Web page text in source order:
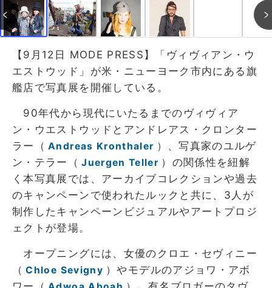
【9月12日 MODE PRESS】「ヴィヴィアン・ウ
エストウッド」が米・ニューヨーク市内にある旗
艦店で写真展を開催している。
90年代から現代にいたるまでのヴィヴィア
ン・ウエストウッドとアンドレアス・クロンター
ラー（ Andreas Kronthaler ）、写真家のユルゲ
ン・テラー（ Juergen Teller ）の関係性を紐解
く本写真展では、アーカイブコレクションや過去
のキャンペーンで使われたルックと共に、3人が
制作したキャンペーンビジュアルやアートプロジ
ェクトが登場。
オープニングには、女優のクロエ・セヴィニー
（ Chloe Sevigny ）やモデルのアジョワ・アボ